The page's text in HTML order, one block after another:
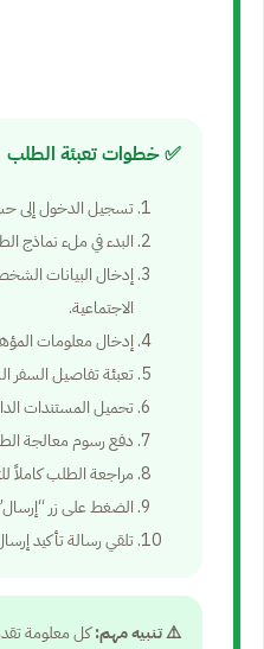
✅ خطوات تعبئة الطلب
تسجيل الدخول إلى
البدء في ملء نماذج
إدخال البيانات
الاجتماعية.
إدخال معلومات
تعبئة تفاصيل السفر
تحميل المستندات
دفع رسوم معالجة
مراجعة الطلب كاملاً
الضغط على زر
تلقي رسالة تأكيد
⚠️ تنبيه مهم:كل معلومة